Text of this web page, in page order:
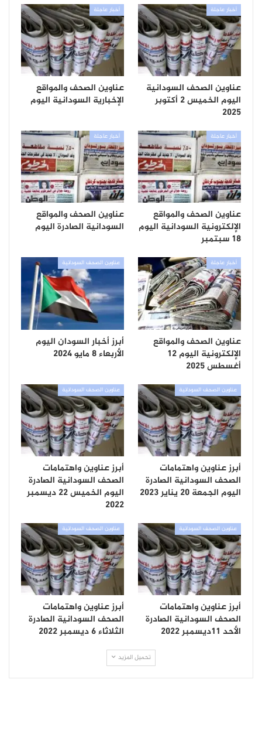
أخبار عاجلة
عناوين الصحف السودانية
اليوم الخميس 2 أكتوبر
2025
أخبار عاجلة
عناوين الصحف والمواقع
الإخبارية السودانية اليوم
أخبار عاجلة
عناوين الصحف والمواقع
الإلكترونية السودانية اليوم
18 سبتمبر
أخبار عاجلة
عناوين الصحف والمواقع
السودانية الصادرة اليوم
أخبار عاجلة
عناوين الصحف والمواقع
الإلكترونية اليوم 12
أغسطس 2025
عناوين الصحف السودانية
أبرز أخبار السودان اليوم
الأربعاء 8 مايو 2024
عناوين الصحف السودانية
أبرز عناوين واهتمامات
الصحف السودانية الصادرة
اليوم الجمعة 20 يناير 2023
عناوين الصحف السودانية
أبرز عناوين واهتمامات
الصحف السودانية الصادرة
اليوم الخميس 22 ديسمبر
2022
عناوين الصحف السودانية
أبرز عناوين واهتمامات
الصحف السودانية الصادرة
الأحد 11ديسمبر 2022
عناوين الصحف السودانية
أبرز عناوين واهتمامات
الصحف السودانية الصادرة
الثلاثاء 6 ديسمبر 2022
تحميل المزيد